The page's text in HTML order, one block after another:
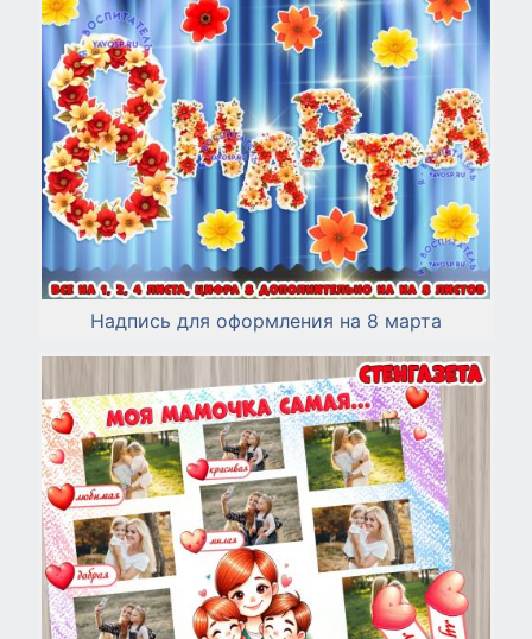
Надпись для оформления на 8 марта